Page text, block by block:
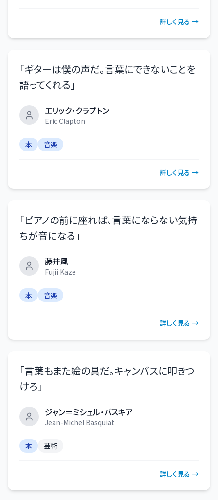
詳しく見る →
「ギターは僕の声だ。言葉にできないことを
語ってくれる 」
エリック・クラプトン
Eric Clapton
本 音楽
詳しく見る →
「ピアノの前に座れば、言葉にならない気持
ちが音になる 」
藤井風
Fujii Kaze
本 音楽
詳しく見る →
「言葉もまた絵の具だ。キャンバスに叩きつ
けろ 」
ジャン＝ミシェル・バスキア
Jean-Michel Basquiat
本 芸術
詳しく見る →